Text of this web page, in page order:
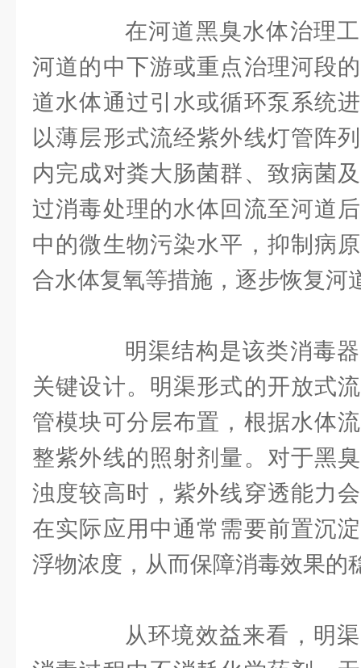
在河道黑臭水体治理工
河道的中下游或重点治理河段
道水体通过引水或循环泵系统
以薄层形式流经紫外线灯管阵
内完成对粪大肠菌群、致病菌
过消毒处理的水体回流至河道
中的微生物污染水平，抑制病
合水体复氧等措施，逐步恢复河
明渠结构是该类消毒器
关键设计。明渠形式的开放式
管模块可分层布置，根据水体
整紫外线的照射剂量。对于黑
浊度较高时，紫外线穿透能力
在实际应用中通常需要前置沉
浮物浓度，从而保障消毒效果的
从环境效益来看，明渠